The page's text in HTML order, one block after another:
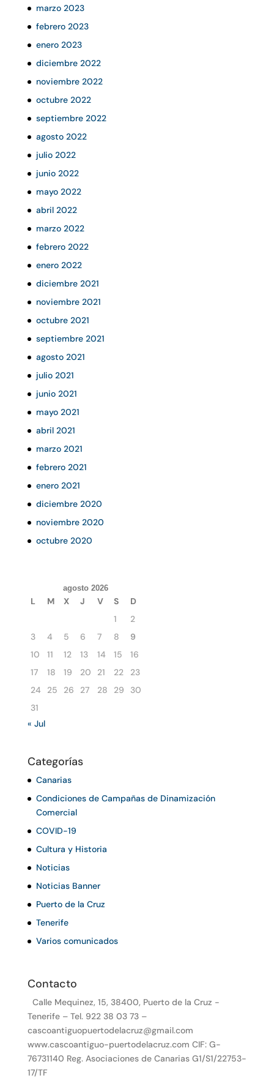
marzo 2023
febrero 2023
enero 2023
diciembre 2022
noviembre 2022
octubre 2022
septiembre 2022
agosto 2022
julio 2022
junio 2022
mayo 2022
abril 2022
marzo 2022
febrero 2022
enero 2022
diciembre 2021
noviembre 2021
octubre 2021
septiembre 2021
agosto 2021
julio 2021
junio 2021
mayo 2021
abril 2021
marzo 2021
febrero 2021
enero 2021
diciembre 2020
noviembre 2020
octubre 2020
agosto 2026
L M X J V S
D
1
2
3
4 5 6 7 8
9
10
11 12 13 14 15
16
17
18 19 20 21 22
23
24
25 26 27 28 29
30
31
« Jul
Categorías
Canarias
Condiciones de Campañas de Dinamización
Comercial
COVID-19
Cultura y Historia
Noticias
Noticias Banner
Puerto de la Cruz
Tenerife
Varios comunicados
Contacto
Calle Mequinez, 15, 38400, Puerto de la Cruz -
Tenerife – Tel. 922 38 03 73 –
cascoantiguopuertodelacruz@gmail.com
www.cascoantiguo-puertodelacruz.com CIF: G-
76731140 Reg. Asociaciones de Canarias G1/S1/22753-
17/TF